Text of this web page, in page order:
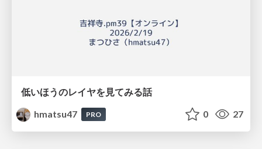
低いほうのレイヤを見てみる話
hmatsu47
PRO 0 27